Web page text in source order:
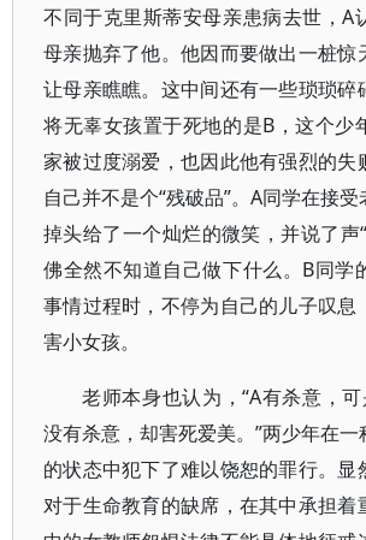
不同于克里斯蒂安母亲患病去世，A
母亲抛弃了他。他因而要做出一桩惊
让母亲瞧瞧。这中间还有一些琐琐碎
将无辜女孩置于死地的是B，这个少
家被过度溺爱，也因此他有强烈的失
自己并不是个“残破品”。A同学在接
掉头给了一个灿烂的微笑，并说了声
佛全然不知道自己做下什么。B同学
事情过程时，不停为自己的儿子叹息
害小女孩。
老师本身也认为，“A有杀意，
没有杀意，却害死爱美。”两少年在
的状态中犯下了难以饶恕的罪行。显
对于生命教育的缺席，在其中承担着